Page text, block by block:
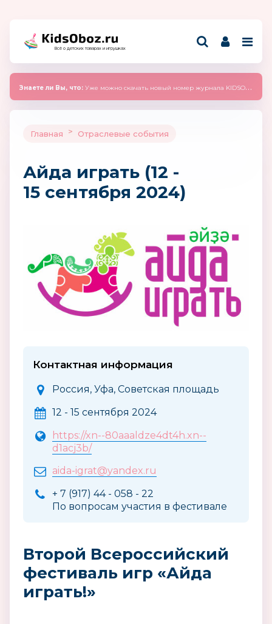
Всё о детских товарах и игрушках
Знаете ли Вы, что: Уже можно скачать новый номер журнала KIDSOBOZ 2025 (сентябрь)
Главная > Отраслевые события
Айда играть (12 -
15 сентября 2024)
Контактная информация
Россия, Уфа, Советская площадь
12 - 15 сентября 2024
https://xn--80aaaldze4dt4h.xn--
d1acj3b/
aida-igrat@yandex.ru
+ 7 (917) 44 - 058 - 22
По вопросам участия в фестивале
Второй Всероссийский
фестиваль игр «Айда
играть!»